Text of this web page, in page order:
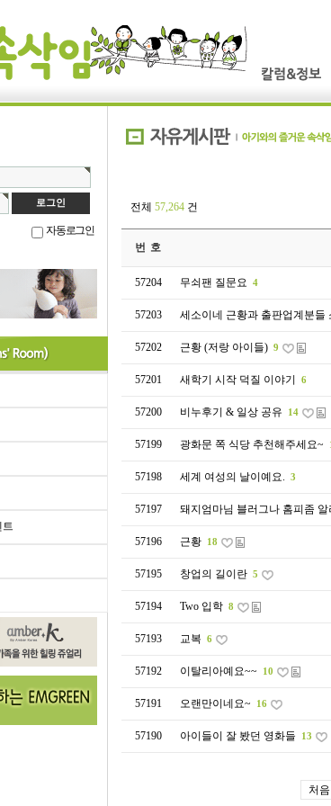
자동로그인
트
전체 57,264 건
번 호
57204 무쇠팬 질문요 4
57203 세소이네 근황과 출판업계분들
57202 근황 (저랑 아이들) 9
57201 새학기 시작 덕질 이야기 6
57200 비누후기 & 일상 공유 14
57199 광화문 쪽 식당 추천해주세요~
57198 세계 여성의 날이예요. 3
57197 돼지엄마님 블러그나 홈피좀 알
57196 근황 18
57195 창업의 길이란 5
57194 Two 입학 8
57193 교복 6
57192 이탈리아예요~~ 10
57191 오랜만이네요~ 16
57190 아이들이 잘 봤던 영화들 13
처음